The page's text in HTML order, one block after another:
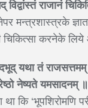
विद्वांस्तं राजानं
मन्त्रशास्त्रके
चिकित्सा करनेके
यथा तं
नेष्यते यमसादनम्
कि ‘भूपशिरोमणि